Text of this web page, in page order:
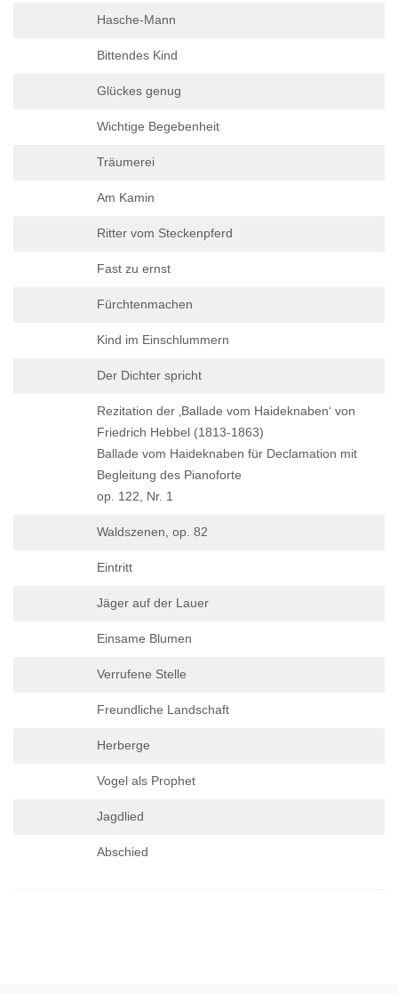
Hasche-Mann
Bittendes Kind
Glückes genug
Wichtige Begebenheit
Träumerei
Am Kamin
Ritter vom Steckenpferd
Fast zu ernst
Fürchtenmachen
Kind im Einschlummern
Der Dichter spricht
Rezitation der ‚Ballade vom Haideknaben‘ von
Friedrich Hebbel (1813-1863)
Ballade vom Haideknaben für Declamation mit
Begleitung des Pianoforte
op. 122, Nr. 1
Waldszenen, op. 82
Eintritt
Jäger auf der Lauer
Einsame Blumen
Verrufene Stelle
Freundliche Landschaft
Herberge
Vogel als Prophet
Jagdlied
Abschied